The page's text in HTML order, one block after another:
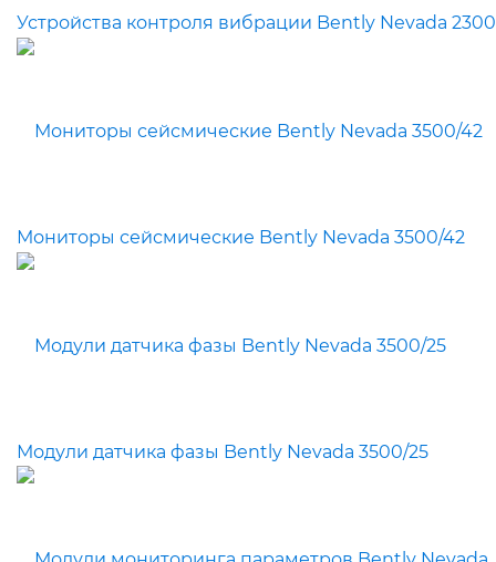
Устройства контроля вибрации Bently Nevada 2300
Мониторы сейсмические Bently Nevada 3500/42
Модули датчика фазы Bently Nevada 3500/25